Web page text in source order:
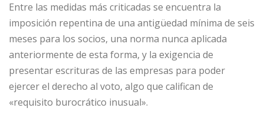
Entre las medidas más criticadas se encuentra la
imposición repentina de una antigüedad mínima de seis
meses para los socios, una norma nunca aplicada
anteriormente de esta forma, y la exigencia de
presentar escrituras de las empresas para poder
ejercer el derecho al voto, algo que califican de
«requisito burocrático inusual».